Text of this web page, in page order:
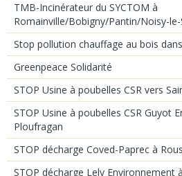
TMB-Incinérateur du SYCTOM à
Romainville/Bobigny/Pantin/Noisy-le-
Stop pollution chauffage au bois
Greenpeace Solidarité
STOP Usine à poubelles CSR vers
STOP Usine à poubelles CSR Guyot
Ploufragan
STOP décharge Coved-Paprec à
STOP décharge Lely Environnement